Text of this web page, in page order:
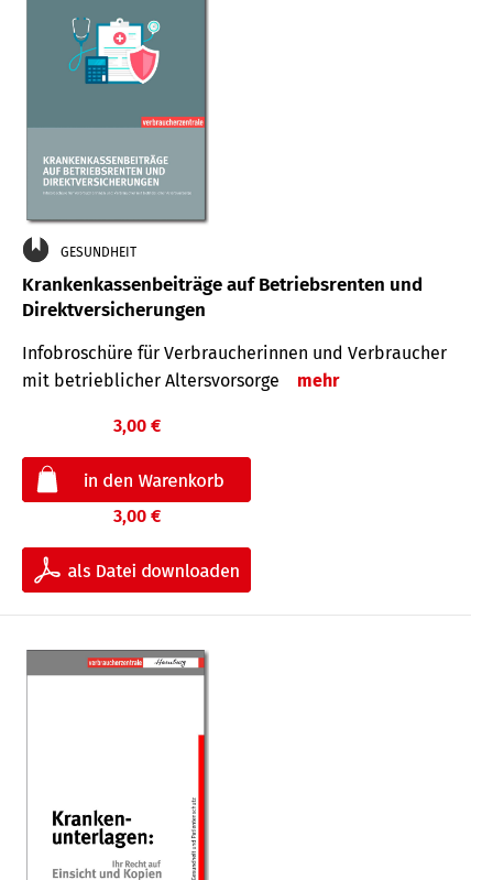
GESUNDHEIT
Krankenkassenbeiträge auf Betriebsrenten und
Direktversicherungen
Infobroschüre für Verbraucherinnen und Verbraucher
mit betrieblicher Altersvorsorge
mehr
3,00 €
3,00 €